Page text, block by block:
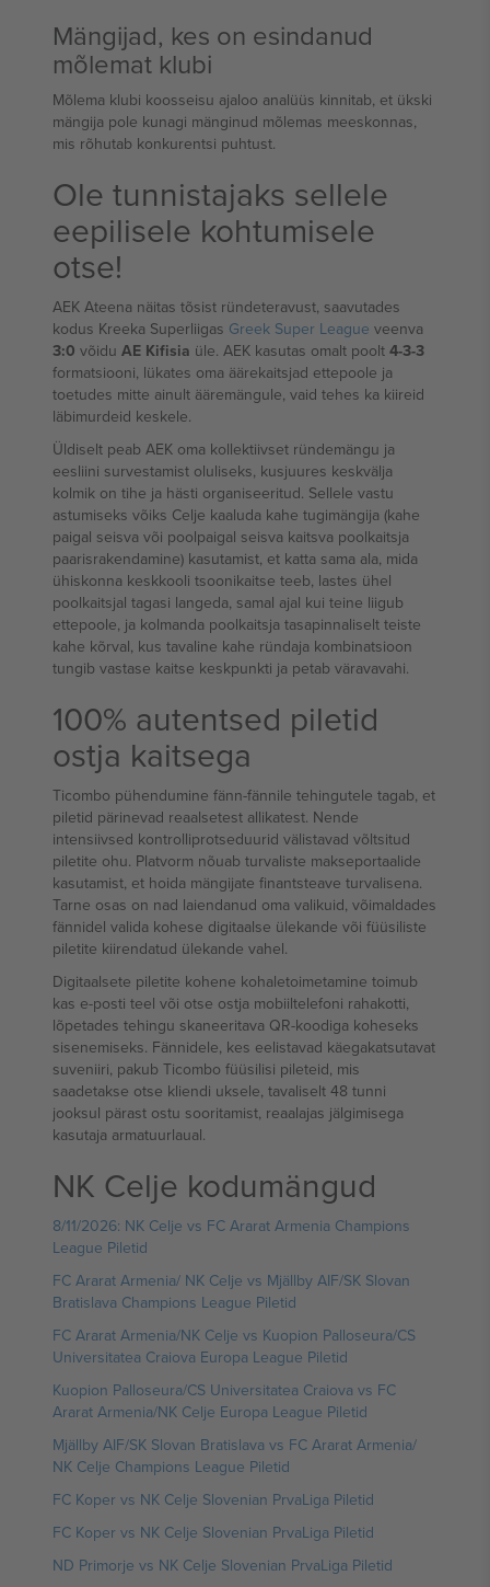
Mängijad, kes on esindanud
mõlemat klubi
Mõlema klubi koosseisu ajaloo analüüs kinnitab, et ükski
mängija pole kunagi mänginud mõlemas meeskonnas,
mis rõhutab konkurentsi puhtust.
Ole tunnistajaks sellele
eepilisele kohtumisele
otse!
AEK Ateena näitas tõsist ründeteravust, saavutades
kodus Kreeka Superliigas Greek Super League veenva
3:0 võidu AE Kifisia üle. AEK kasutas omalt poolt 4-3-3
formatsiooni, lükates oma äärekaitsjad ettepoole ja
toetudes mitte ainult ääremängule, vaid tehes ka kiireid
läbimurdeid keskele.
Üldiselt peab AEK oma kollektiivset ründemängu ja
eesliini survestamist oluliseks, kusjuures keskvälja
kolmik on tihe ja hästi organiseeritud. Sellele vastu
astumiseks võiks Celje kaaluda kahe tugimängija (kahe
paigal seisva või poolpaigal seisva kaitsva poolkaitsja
paarisrakendamine) kasutamist, et katta sama ala, mida
ühiskonna keskkooli tsoonikaitse teeb, lastes ühel
poolkaitsjal tagasi langeda, samal ajal kui teine liigub
ettepoole, ja kolmanda poolkaitsja tasapinnaliselt teiste
kahe kõrval, kus tavaline kahe ründaja kombinatsioon
tungib vastase kaitse keskpunkti ja petab väravavahi.
100% autentsed piletid
ostja kaitsega
Ticombo pühendumine fänn-fännile tehingutele tagab, et
piletid pärinevad reaalsetest allikatest. Nende
intensiivsed kontrolliprotseduurid välistavad võltsitud
piletite ohu. Platvorm nõuab turvaliste makseportaalide
kasutamist, et hoida mängijate finantsteave turvalisena.
Tarne osas on nad laiendanud oma valikuid, võimaldades
fännidel valida kohese digitaalse ülekande või füüsiliste
piletite kiirendatud ülekande vahel.
Digitaalsete piletite kohene kohaletoimetamine toimub
kas e-posti teel või otse ostja mobiiltelefoni rahakotti,
lõpetades tehingu skaneeritava QR-koodiga koheseks
sisenemiseks. Fännidele, kes eelistavad käegakatsutavat
suveniiri, pakub Ticombo füüsilisi pileteid, mis
saadetakse otse kliendi uksele, tavaliselt 48 tunni
jooksul pärast ostu sooritamist, reaalajas jälgimisega
kasutaja armatuurlaual.
NK Celje kodumängud
8/11/2026: NK Celje vs FC Ararat Armenia Champions
League Piletid
FC Ararat Armenia/ NK Celje vs Mjällby AIF/SK Slovan
Bratislava Champions League Piletid
FC Ararat Armenia/NK Celje vs Kuopion Palloseura/CS
Universitatea Craiova Europa League Piletid
Kuopion Palloseura/CS Universitatea Craiova vs FC
Ararat Armenia/NK Celje Europa League Piletid
Mjällby AIF/SK Slovan Bratislava vs FC Ararat Armenia/
NK Celje Champions League Piletid
FC Koper vs NK Celje Slovenian PrvaLiga Piletid
FC Koper vs NK Celje Slovenian PrvaLiga Piletid
ND Primorje vs NK Celje Slovenian PrvaLiga Piletid